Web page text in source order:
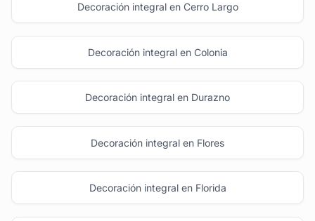
Decoración integral en Cerro Largo
Decoración integral en Colonia
Decoración integral en Durazno
Decoración integral en Flores
Decoración integral en Florida